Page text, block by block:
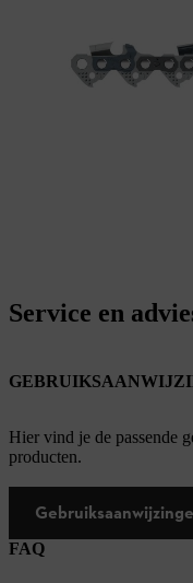
Service en
Hier vind je de passende
producten.
FAQ